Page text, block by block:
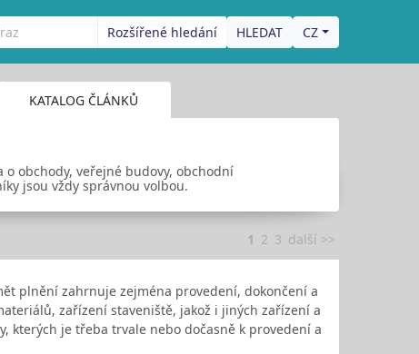
Rozšířené hledání CZ
KATALOG ČLÁNKŮ
obchody, veřejné budovy, obchodní
jsou vždy správnou volbou.
1 2 3 další >>
plnění zahrnuje zejména provedení, dokončení a
zařízení staveniště, jakož i jiných zařízení a
kterých je třeba trvale nebo dočasně k provedení a